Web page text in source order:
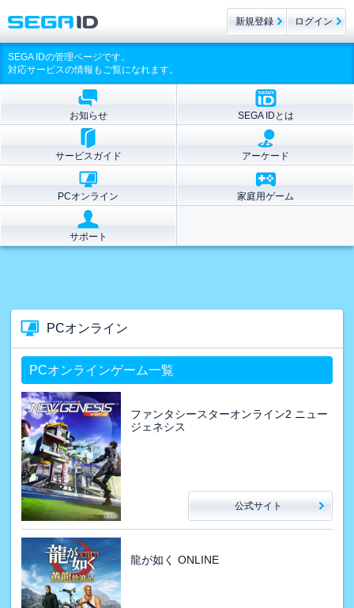
SEGA IDの管理ページです。
対応サービスの情報もご覧になれます。
お知らせ SEGA IDとは
サービスガイド アーケード
PCオンライン 家庭用ゲーム
サポート
PCオンライン
PCオンラインゲーム一覧
ファンタシースターオンライン2 ニュー
ジェネシス
公式サイト
龍が如く ONLINE
新規登録 ログイン